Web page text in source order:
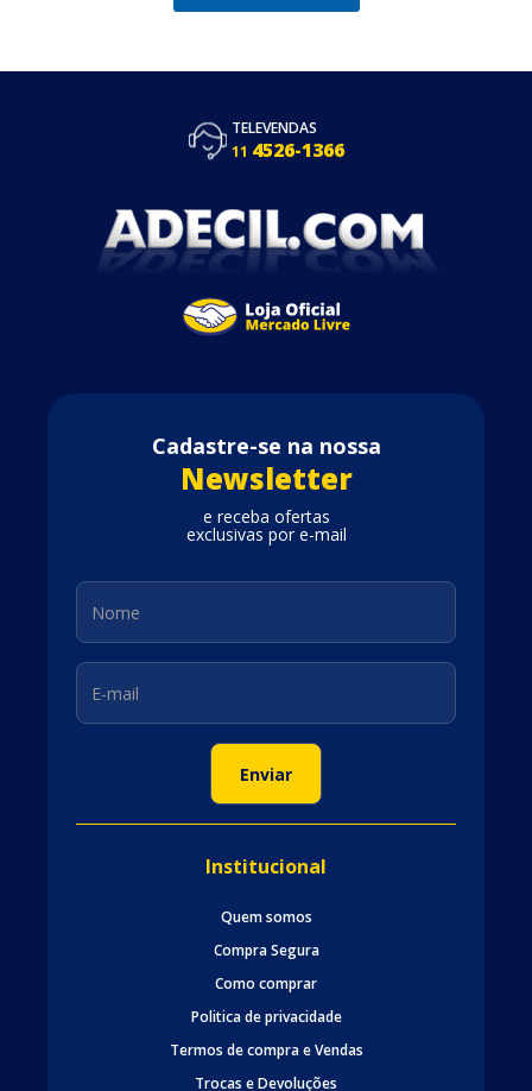
TELEVENDAS
11 4526-1366
Cadastre-se na nossa
Newsletter
e receba ofertas
exclusivas por e-mail
Institucional
Quem somos
Compra Segura
Como comprar
Politica de privacidade
Termos de compra e Vendas
Trocas e Devoluções